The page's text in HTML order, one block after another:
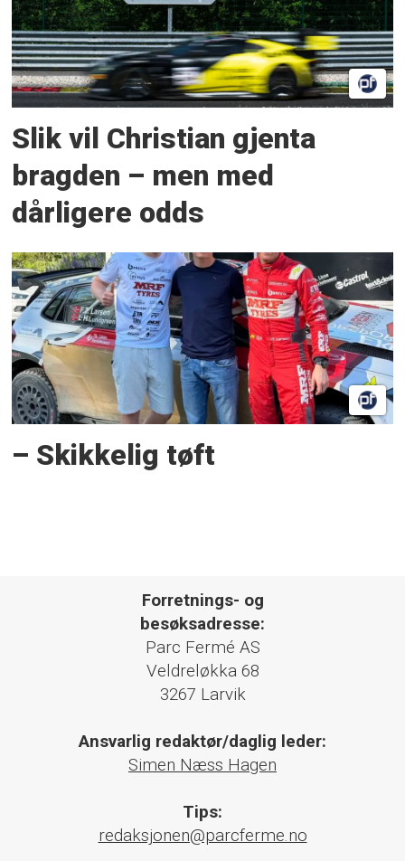
Slik vil Christian gjenta
bragden – men med
dårligere odds
– Skikkelig tøft
Forretnings- og
besøksadresse:
Parc Fermé AS
Veldreløkka 68
3267 Larvik
Ansvarlig redaktør/daglig leder:
Simen Næss Hagen
Tips:
redaksjonen@parcferme.no